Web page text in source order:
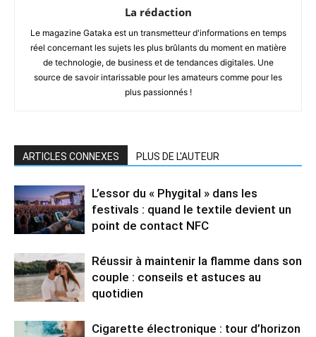
La rédaction
Le magazine Gataka est un transmetteur d'informations en temps
réel concernant les sujets les plus brûlants du moment en matière
de technologie, de business et de tendances digitales. Une
source de savoir intarissable pour les amateurs comme pour les
plus passionnés !
ARTICLES CONNEXES PLUS DE L'AUTEUR
L’essor du « Phygital » dans les
festivals : quand le textile devient un
point de contact NFC
Réussir à maintenir la flamme dans son
couple : conseils et astuces au
quotidien
Cigarette électronique : tour d’horizon